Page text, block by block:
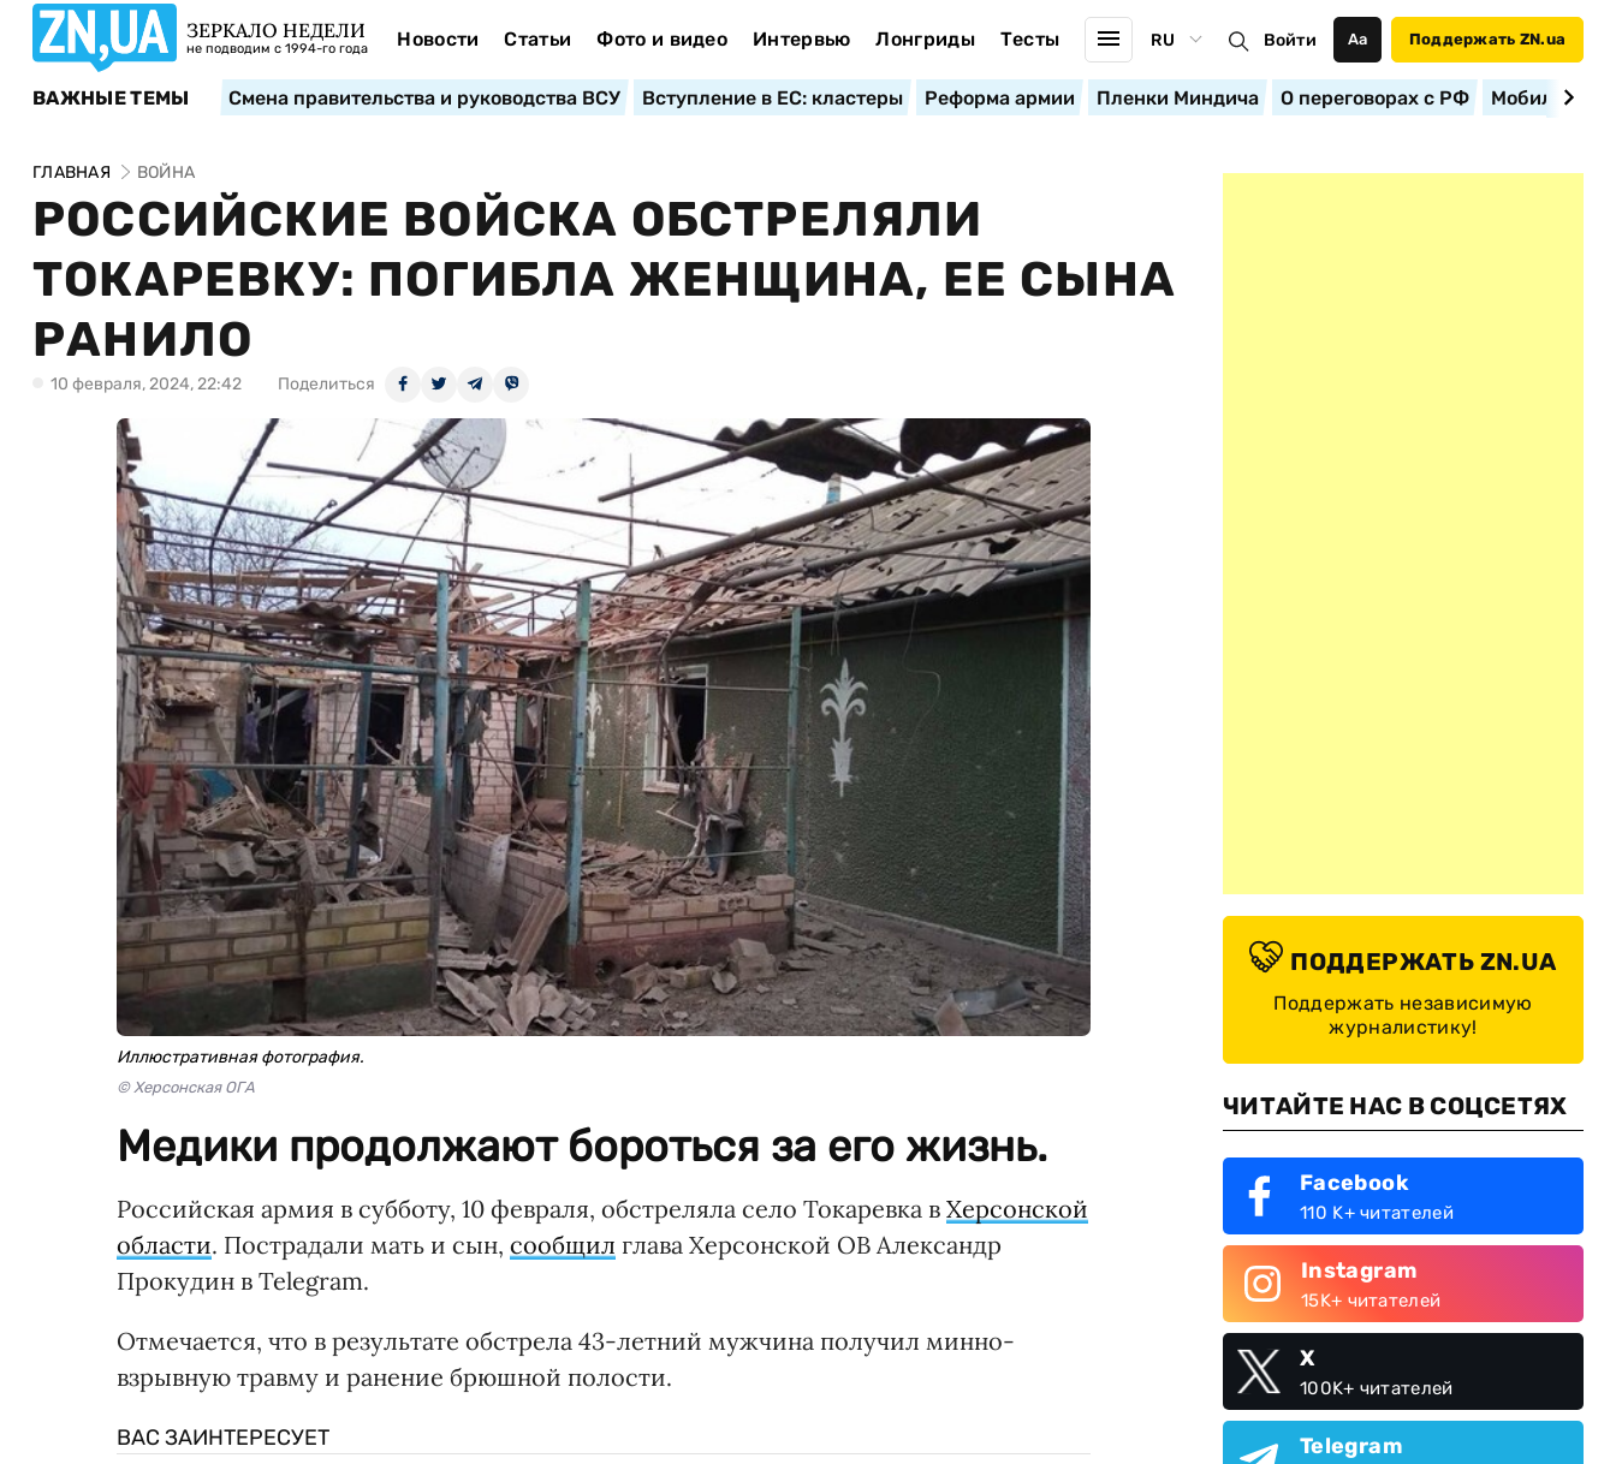
ЗЕРКАЛО НЕДЕЛИ
не подводим с 1994-го года Новости Статьи Фото и видео Интервью Лонгриды Тесты RU Войти Аа Поддержать ZN.ua
ВАЖНЫЕ ТЕМЫ Смена правительства и руководства ВСУ Вступление в ЕС: кластеры Реформа армии Пленки Миндича О переговорах с РФ
ГЛАВНАЯ ВОЙНА
РОССИЙСКИЕ ВОЙСКА ОБСТРЕЛЯЛИ
ТОКАРЕВКУ: ПОГИБЛА ЖЕНЩИНА, ЕЕ СЫНА
РАНИЛО
10 февраля, 2024, 22:42 Поделиться
Иллюстративная фотография.
© Херсонская ОГА
Медики продолжают бороться за его жизнь.
Российская армия в субботу, 10 февраля, обстреляла село Токаревка в Херсонской
области. Пострадали мать и сын, сообщил глава Херсонской ОВ Александр
Прокудин в Telegram.
Отмечается, что в результате обстрела 43-летний мужчина получил минно-
взрывную травму и ранение брюшной полости.
ВАС ЗАИНТЕРЕСУЕТ
ПОДДЕРЖАТЬ ZN.UA
Поддержать независимую
журналистику!
ЧИТАЙТЕ НАС В СОЦСЕТЯХ
Facebook
110 K+ читателей
Instagram
15K+ читателей
X
100K+ читателей
Telegram